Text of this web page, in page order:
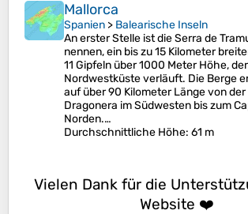
Mallorca
Spanien > Balearische Inseln
An erster Stelle ist die Serra de
nennen, ein bis zu 15 Kilometer
11 Gipfeln über 1000 Meter Höhe,
Nordwestküste verläuft. Die Berge
auf über 90 Kilometer Länge von der
Dragonera im Südwesten bis zum
Norden.…
Durchschnittliche Höhe: 61 m
Vielen Dank für die
Website ❤️